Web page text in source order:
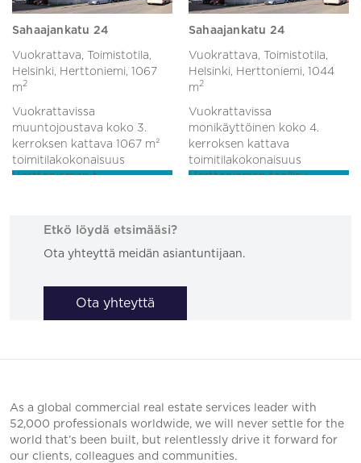
Sahaajankatu 24
Vuokrattava, Toimistotila,
Helsinki, Herttoniemi, 1067
m2
Vuokrattavissa
muuntojoustava koko 3.
kerroksen kattava 1067 m²
toimitilakokonaisuus
Herttoniemen t...
Sahaajankatu 24
Vuokrattava, Toimistotila,
Helsinki, Herttoniemi, 1044
m2
Vuokrattavissa
monikäyttöinen koko 4.
kerroksen kattava
toimitilakokonaisuus
Herttoniemen teollisu...
Etkö löydä etsimääsi?
Ota yhteyttä meidän asiantuntijaan.
Ota yhteyttä
As a global commercial real estate services leader with
52,000 professionals worldwide, we will never settle for the
world that’s been built, but relentlessly drive it forward for
our clients, colleagues and communities.